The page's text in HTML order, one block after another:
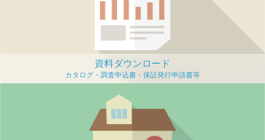
資料ダウンロード